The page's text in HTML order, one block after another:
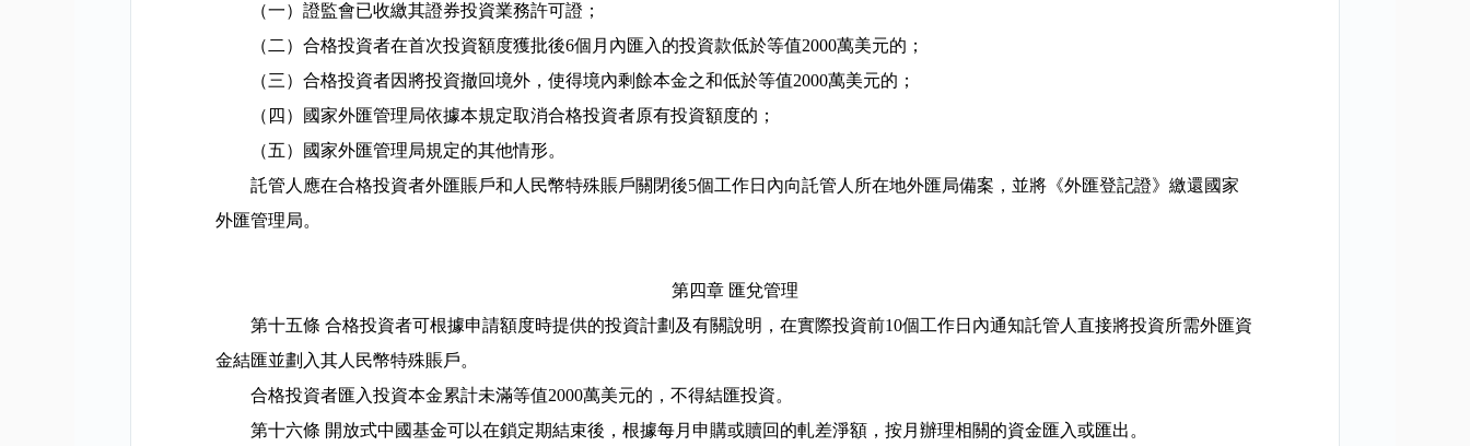
（一）證監會已收繳其證券投資業務許可證；
（二）合格投資者在首次投資額度獲批後6個月內匯入的投資款低於等值2000萬美元的；
（三）合格投資者因將投資撤回境外，使得境內剩餘本金之和低於等值2000萬美元的；
（四）國家外匯管理局依據本規定取消合格投資者原有投資額度的；
（五）國家外匯管理局規定的其他情形。
託管人應在合格投資者外匯賬戶和人民幣特殊賬戶關閉後5個工作日內向託管人所在地外匯局備案，並將《外匯登記證》繳還國家
外匯管理局。
第四章 匯兌管理
第十五條 合格投資者可根據申請額度時提供的投資計劃及有關說明，在實際投資前10個工作日內通知託管人直接將投資所需外匯資
金結匯並劃入其人民幣特殊賬戶。
合格投資者匯入投資本金累計未滿等值2000萬美元的，不得結匯投資。
第十六條 開放式中國基金可以在鎖定期結束後，根據每月申購或贖回的軋差淨額，按月辦理相關的資金匯入或匯出。